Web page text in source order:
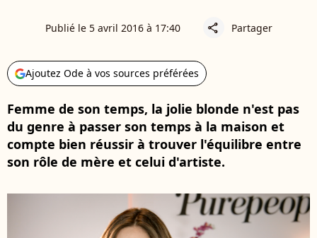
Publié le 5 avril 2016 à 17:40 share Partager
Ajoutez Ode à vos sources préférées
Femme de son temps, la jolie blonde n'est pas
du genre à passer son temps à la maison et
compte bien réussir à trouver l'équilibre entre
son rôle de mère et celui d'artiste.